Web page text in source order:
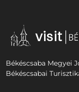
Békéscsaba Megyei
Békéscsabai